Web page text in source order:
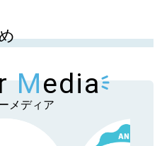
Media
メディア